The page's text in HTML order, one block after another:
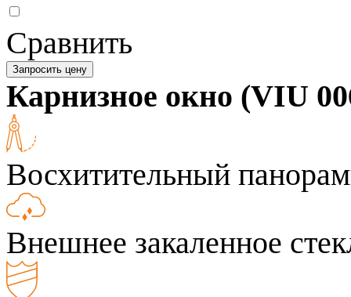
Сравнить
Запросить цену
Карнизное окно (VIU
Восхитительный
Внешнее закаленное